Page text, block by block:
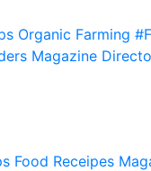
Organic Farming
Magazine
Food Receipes